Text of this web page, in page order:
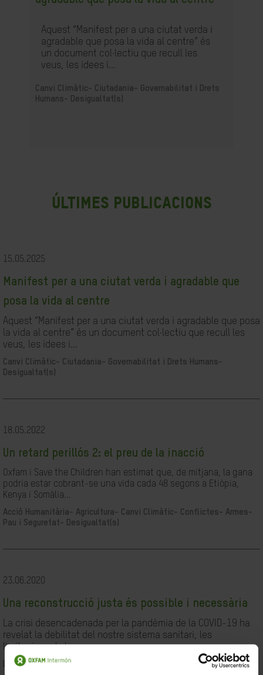
Aquest “Manifest per a una ciutat verda i
agradable que posa la vida al centre” és
un document col·lectiu que recull les
veus, les idees i...
Canvi Climàtic-
Ciutadania- Governabilitat i Drets
Humans-
Desigualtat(s)
últimes publicacions
15.05.2025
Manifest per a una ciutat verda i agradable que
posa la vida al centre
Aquest “Manifest per a una ciutat verda i agradable que posa
la vida al centre” és un document col·lectiu que recull les
veus, les idees i...
Canvi Climàtic-
Ciutadania- Governabilitat i Drets Humans-
Desigualtat(s)
18.05.2022
Un retard perillós 2: el preu de la inacció
Oxfam i Save the Children han estimat que, de mitjana, la gana
podria estar cobrant-se una vida cada 48 segons a Etiòpia,
Kenya i Somàlia...
Acció Humanitària- Agricultura- Canvi Climàtic-
Conflictes- Armes-
Pau i Seguretat-
Desigualtat(s)
23.06.2020
Una reconstrucció justa és possible i necessària
La crisi desencadenada per la pandèmia de la COVID-19 ha
revelat la debilitat del nostre sistema sanitari, les
limitacions de les...
Desigualtat(s)